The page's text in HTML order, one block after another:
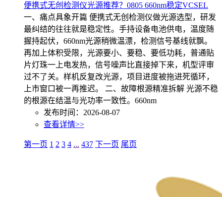
便携式无创检测仪光源推荐？0805 660nm稳定VCSEL
一、痛点具象开篇 便携式无创检测仪做光源选型，研发
最纠结的往往就是稳定性。手持设备电池供电，温度随
握持起伏，660nm光源稍微温漂，检测信号基线就飘。
再加上体积受限，光源要小、要稳、要低功耗，普通贴
片灯珠一上电发热，信号噪声比直接掉下来，机型评审
过不了关。样机反复改光源，项目进度被拖进死循环，
上市窗口被一再推迟。 二、故障根源精准拆解 光源不稳
的根源在结温与光功率一致性。660nm
发布时间：2026-08-07
查看详情>>
第一页 1 2 3 4 ... 437 下一页 尾页